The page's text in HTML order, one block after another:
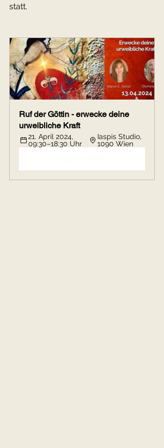
statt.
Ruf der Göttin - erwecke deine
urweibliche Kraft
21. April 2024,
09:30–18:30 Uhr
Iaspis Studio,
1090 Wien